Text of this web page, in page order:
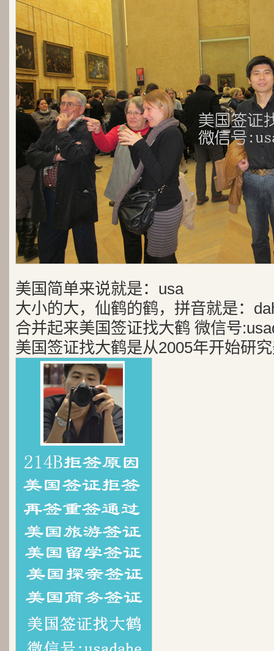
美国简单来说就是：usa
大小的大，仙鹤的鹤，拼音就是：
合并起来美国签证找大鹤 微信号
美国签证找大鹤是从2005年开始研